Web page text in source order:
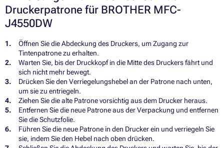
Druckerpatrone für BROTHER MFC-
J4550DW
Öffnen Sie die Abdeckung des Druckers, um Zugang zur
Tintenpatrone zu erhalten.
Warten Sie, bis der Druckkopf in die Mitte des Druckers fährt und
sich nicht mehr bewegt.
Drücken Sie den Verriegelungshebel an der Patrone nach unten,
um sie zu entriegeln.
Ziehen Sie die alte Patrone vorsichtig aus dem Drucker heraus.
Entfernen Sie die neue Patrone aus der Verpackung und entfernen
Sie die Schutzfolie.
Führen Sie die neue Patrone in den Drucker ein und verriegeln Sie
sie, indem Sie den Hebel nach oben drücken.